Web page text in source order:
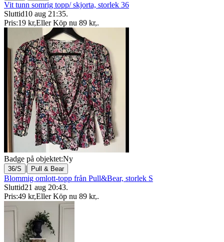
Vit tunn somrig topp/ skjorta, storlek 36
Sluttid10 aug 21:35.
Pris:19 kr,Eller Köp nu 89 kr,.
Badge på objektet:Ny
36/S | Pull & Bear
Blommig omlott-topp från Pull&Bear, storlek S
Sluttid21 aug 20:43.
Pris:49 kr,Eller Köp nu 89 kr,.